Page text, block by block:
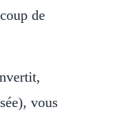
de
vous